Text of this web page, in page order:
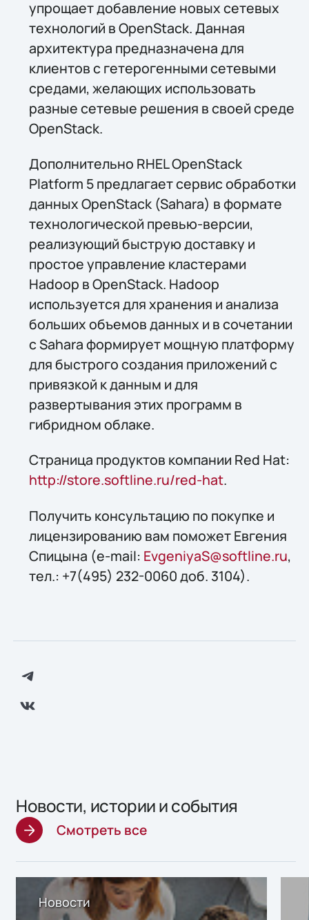
упрощает добавление новых сетевых
технологий в OpenStack. Данная
архитектура предназначена для
клиентов с гетерогенными сетевыми
средами, желающих использовать
разные сетевые решения в своей среде
OpenStack.
Дополнительно RHEL OpenStack
Platform 5 предлагает сервис обработки
данных OpenStack (Sahara) в формате
технологической превью-версии,
реализующий быструю доставку и
простое управление кластерами
Hadoop в OpenStack. Hadoop
используется для хранения и анализа
больших объемов данных и в сочетании
с Sahara формирует мощную платформу
для быстрого создания приложений с
привязкой к данным и для
развертывания этих программ в
гибридном облаке.
Страница продуктов компании Red Hat:
http://store.softline.ru/red-hat.
Получить консультацию по покупке и
лицензированию вам поможет Евгения
Спицына (e-mail: EvgeniyaS@softline.ru,
тел.: +7(495) 232-0060 доб. 3104).
Новости, истории и события
Смотреть все
Новости